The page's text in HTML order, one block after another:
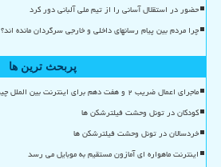
حضور در استقلال آسانی را از تیم ملی آلبانی دور کرد
چرا مردم بین پیام رسانهای داخلی و خارجی سرگردان مانده اند؟
پربحث ترین ها
ماجرای اعمال ضریب ۲ و هفت دهم برای اینترنت بین الملل چیست؟
کودکان در تونل وحشت فیلترشکن ها
خردسالان در تونل وحشت فیلترشکن ها
اینترنت ماهواره ای آمازون مستقیم به موبایل می رسد